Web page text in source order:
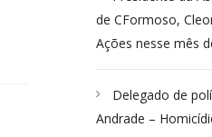
de CFormoso,
Ações nesse mês
Delegado de
Andrade –